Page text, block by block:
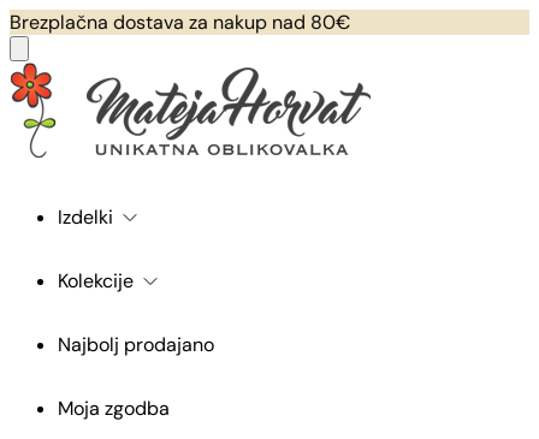
Brezplačna dostava za nakup nad 80€
Izdelki
Kolekcije
Najbolj prodajano
Moja zgodba